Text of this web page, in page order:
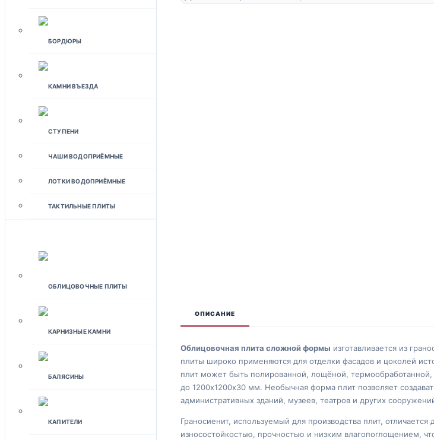
БОРДЮРЫ
КАМНИ ВЪЕЗДА
СТУПЕНИ
ЧАШИ ВОДОПРИЁМНЫЕ
ЛОТКИ ВОДОПРИЁМНЫЕ
ТАКТИЛЬНЫЕ ПЛИТЫ
ОБЛИЦОВОЧНЫЕ ПЛИТЫ
КАРНИЗНЫЕ КАМНИ
БАЛЯСИНЫ
КАПИТЕЛИ
ОПИСАНИЕ
Облицовочная плита сложной формы изготавливается из
плиты широко применяются для отделки фасадов и цоколей
плит может быть полированной, лощёной,
до 1200х1200х30 мм. Необычная форма плит позволяет
административных зданий, музеев, театров и других
Граносиенит, используемый для производства плит,
износостойкостью, прочностью и низким влагопоглощением,